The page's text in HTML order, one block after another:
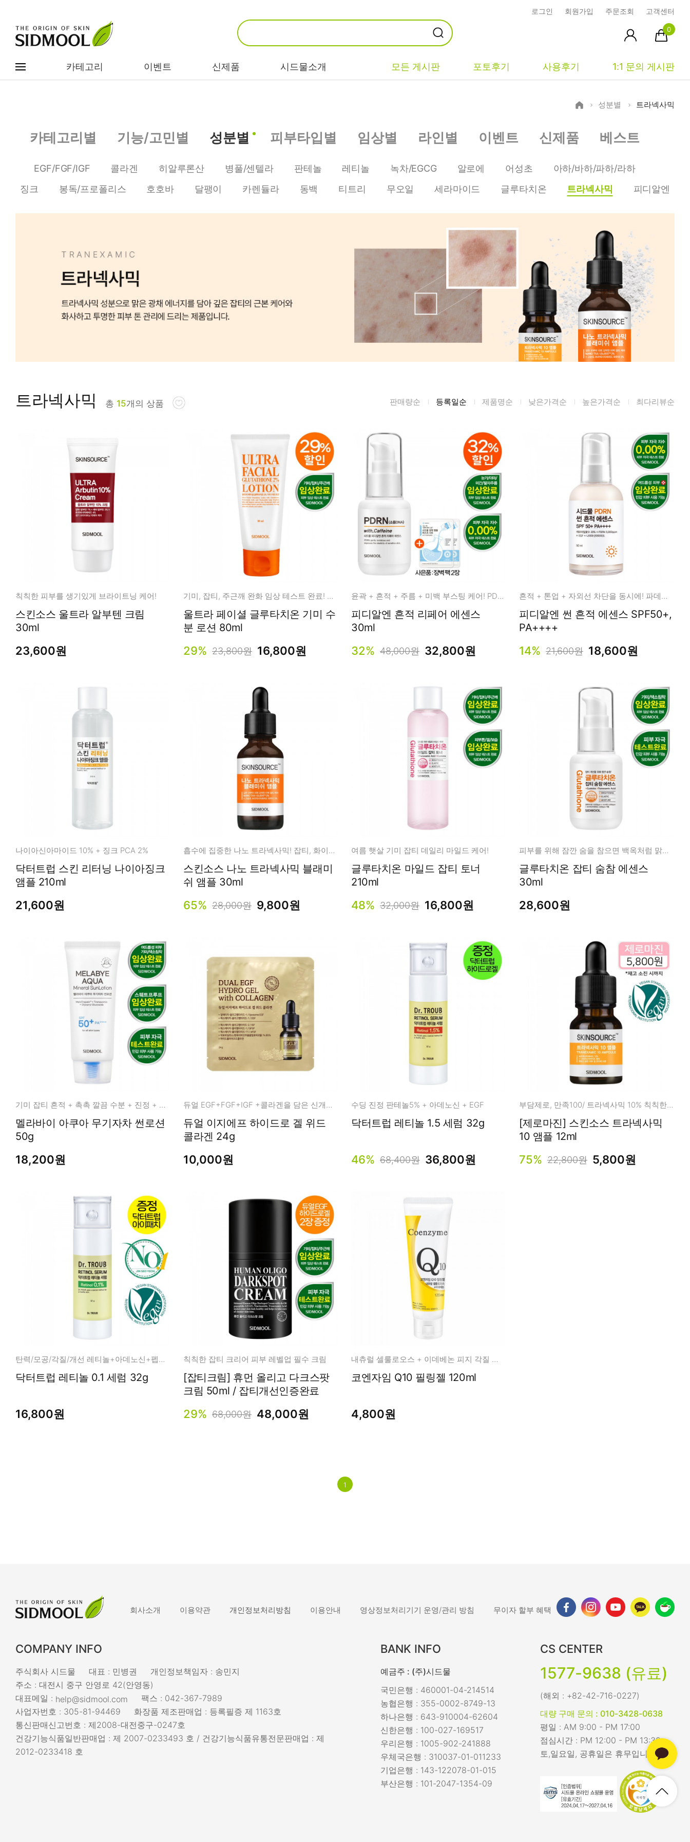
로그인 회원가입 주문조회 고객센터
0
카테고리 이벤트 신제품 시드물소개 모든 게시판 포토후기 사용후기 1:1 문의 게시판
카테고리별 베스트
이벤트
비누/클렌징
마스크/팩/필링
스킨/토너/미스
앰플/에센스/세
썬케어
오일
소품
트러블/시카
민감/건조/속당
미백/화이트닝/
탈모케어
청소년
남성화장품
내츄럴99
EGF/FGF/IGF
콜라겐
히알루론산
알로에
아하/바하/파하/
카렌듈라
동백
글루타치온
트라넥사믹
피디알엔
중성
지성
민감성
시사모
상품문의
시드물통신
미생물&방사능
텍스트 사용후기
포토사용 후기
성분사전
해외배송문의
시드물 매니아
장바구니
최근본상품
성분별 트라넥사믹
카테고리별 기능/고민별 성분별 피부타입별 임상별 라인별 이벤트 신제품 베스트
EGF/FGF/IGF 콜라겐 히알루론산 병풀/센텔라 판테놀 레티놀 녹차/EGCG 알로에 어성초
아하/바하/파하/라하
징크
봉독/프로폴리스 호호바 달팽이 카렌듈라 동백 티트리 무오일 세라마이드 글루타치온 트라넥사믹 피디알엔
트라넥사믹 총 15개의 상품 판매량순 등록일순 제품명순 낮은가격순 높은가격순 최다리뷰순
칙칙한 피부를 생기있게 브라이트닝 케어!
스킨소스 울트라 알부텐 크림
30ml
23,600원
기미, 잡티, 주근깨 완화 임상 테스트 완료! 수분 미백 로션
울트라 페이셜 글루타치온 기미 수
분 로션 80ml
29% 23,800원 16,800원
윤곽 + 흔적 + 주름 + 미백 부스팅 케어! PDRN 리페어 에센스
피디알엔 흔적 리페어 에센스
30ml
32% 48,000원 32,800원
흔적 + 톤업 + 자외선 차단을 동시에! 파데프리 무기자차 썬 에센스!
피디알엔 썬 흔적 에센스 SPF50+,
PA++++
14% 21,600원 18,600원
나이아신아마이드 10% + 징크 PCA 2%
닥터트럽 스킨 리터닝 나이아징크
앰플 210ml
21,600원
흡수에 집중한 나노 트라넥사믹! 잡티, 화이트닝 케어!
스킨소스 나노 트라넥사믹 블래미
쉬 앰플 30ml
65% 28,000원 9,800원
여름 햇살 기미 잡티 데일리 마일드 케어!
글루타치온 마일드 잡티 토너
210ml
48% 32,000원 16,800원
피부를 위해 잠깐 숨을 참으면 백옥처럼 맑고 밝고 깨끗!
글루타치온 잡티 숨참 에센스
30ml
28,600원
기미 잡티 흔적 + 촉촉 깔끔 수분 + 진정 + 자외선차단
멜라바이 아쿠아 무기자차 썬로션
50g
18,200원
듀얼 EGF+FGF+IGF +콜라겐을 담은 신개념 에이징 멀티 케어
듀얼 이지에프 하이드로 겔 위드
콜라겐 24g
10,000원
수딩 진정 판테놀5% + 아데노신 + EGF
닥터트럽 레티놀 1.5 세럼 32g
46% 68,400원 36,800원
부담제로, 만족100/ 트라넥사믹 10% 칙칙한피부, 다크스팟, 에이지스팟
[제로마진] 스킨소스 트라넥사믹
10 앰플 12ml
75% 22,800원 5,800원
탄력/모공/각질/개선 레티놀+아데노신+펩타이드
닥터트럽 레티놀 0.1 세럼 32g
16,800원
칙칙한 잡티 크리어 피부 레벨업 필수 크림
[잡티크림] 휴먼 올리고 다크스팟
크림 50ml / 잡티개선인증완료
29% 68,000원 48,000원
내츄럴 셀룰로오스 + 이데베논 피지 각질 모공 관리
코엔자임 Q10 필링젤 120ml
4,800원
1
회사소개 이용약관 개인정보처리방침 이용안내 영상정보처리기기 운영/관리 방침 무이자 할부 혜택
COMPANY INFO
주식회사 시드물 대표 : 민병권
개인정보책임자 : 송민지
주소 : 대전시 중구 안영로 42(안영동)
대표메일 : help@sidmool.com
팩스 : 042-367-7989
사업자번호 : 305-81-94469
화장품 제조판매업 : 등록필증 제 1163호
통신판매신고번호 : 제2008-대전중구-0247호
건강기능식품일반판매업 : 제 2007-0233493 호 / 건강기능식품유통전문판매업 : 제
2012-0233418 호
BANK INFO
예금주 : (주)시드물
국민은행 : 460001-04-214514
농협은행 : 355-0002-8749-13
하나은행 : 643-910004-62604
신한은행 : 100-027-169517
우리은행 : 1005-902-241888
우체국은행 : 310037-01-011233
기업은행 : 143-122078-01-015
부산은행 : 101-2047-1354-09
CS CENTER
1577-9638 (유료)
(해외 : +82-42-716-0227)
대량 구매 문의 : 010-3428-0638
평일 : AM 9:00 - PM 17:00
점심시간 : PM 12:00 - PM 13:30
토,일요일, 공휴일은 휴무입니다.